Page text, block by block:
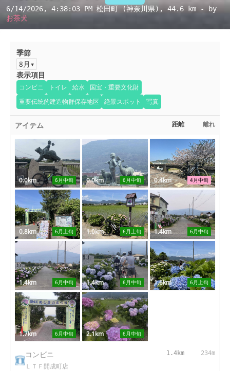
6/14/2026, 4:38:03 PM 松田町 (神奈川県) , 44.6 km - by
お茶犬
季節
8月
表示項目
コンビニ トイレ 給水
国宝・重要文化財
重要伝統的建造物群保存地区
絶景スポット 写真
アイテム 距離 離れ
6月中旬
0.0km 6月中旬
0.0km 4月中旬
0.4km
6月上旬
0.8km 6月上旬
1.0km 6月中旬
1.4km
6月中旬
1.4km 6月中旬
1.4km 6月上旬
1.6km
6月中旬
1.7km 6月中旬
2.1km
コンビニ
ＬＴＦ開成町店
1.4km 234m